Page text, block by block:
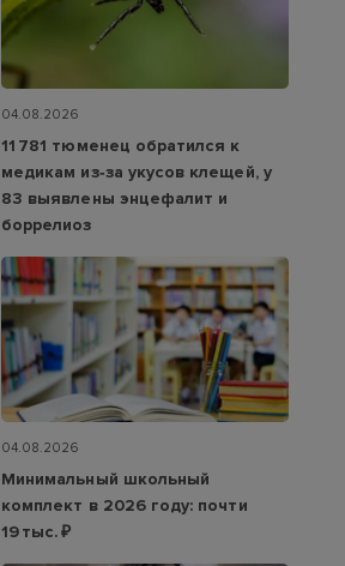
04.08.2026
11 781 тюменец обратился к
медикам из‑за укусов клещей, у
83 выявлены энцефалит и
боррелиоз
04.08.2026
Минимальный школьный
комплект в 2026 году: почти
19 тыс. ₽